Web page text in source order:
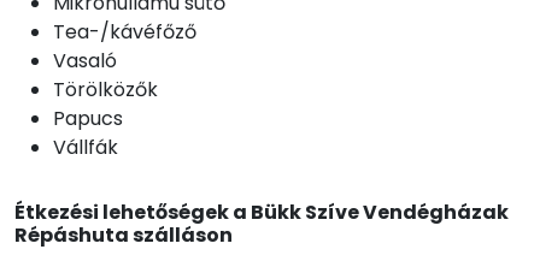
Tea-/kávéfőző
Vasaló
Törölközők
Papucs
Vállfák
Étkezési lehetőségek a Bükk Szíve Vendégházak
Répáshuta szálláson